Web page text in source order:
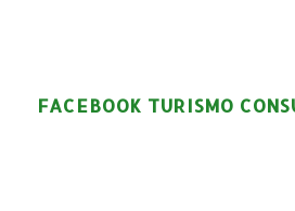
FACEBOOK TURISMO